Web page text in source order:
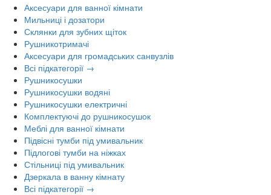
Аксесуари для ванної кімнати
Мильниці і дозатори
Склянки для зубних щіток
Рушникотримачі
Аксесуари для громадських санвузлів
Всі підкатегорії →
Рушникосушки
Рушникосушки водяні
Рушникосушки електричні
Комплектуючі до рушникосушок
Меблі для ванної кімнати
Підвісні тумби під умивальник
Підлогові тумби на ніжках
Стільниці під умивальник
Дзеркала в ванну кімнату
Всі підкатегорії →